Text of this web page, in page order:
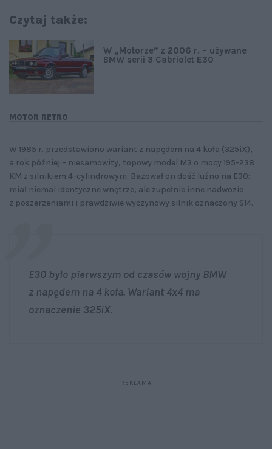
Czytaj także:
MOTOR RETRO
W „Motorze” z 2006 r. – używane
BMW serii 3 Cabriolet E30
W 1985 r. przedstawiono wariant z napędem na 4 koła (325iX),
a rok później – niesamowity, topowy model M3 o mocy 195-238
KM z silnikiem 4-cylindrowym. Bazował on dość luźno na E30:
miał niemal identyczne wnętrze, ale zupełnie inne nadwozie
z poszerzeniami i prawdziwie wyczynowy silnik oznaczony S14.
E30 było pierwszym od czasów wojny BMW
z napędem na 4 koła. Wariant 4x4 ma
oznaczenie 325iX.